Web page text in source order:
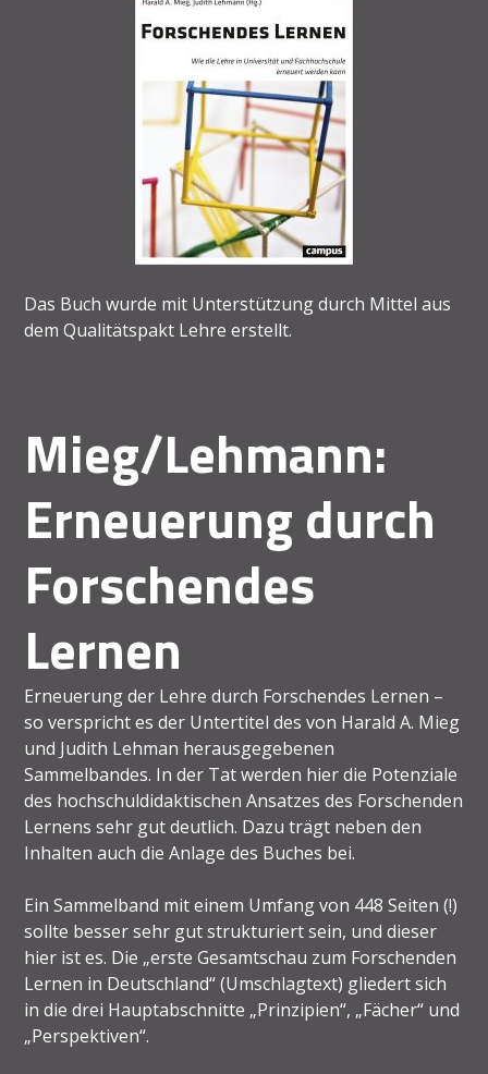
Das Buch wurde mit Unterstützung durch Mittel aus
dem Qualitätspakt Lehre erstellt.
Mieg/Lehmann:
Erneuerung durch
Forschendes
Lernen
Erneuerung der Lehre durch Forschendes Lernen –
so verspricht es der Untertitel des von Harald A. Mieg
und Judith Lehman herausgegebenen
Sammelbandes. In der Tat werden hier die Potenziale
des hochschuldidaktischen Ansatzes des Forschenden
Lernens sehr gut deutlich. Dazu trägt neben den
Inhalten auch die Anlage des Buches bei.
Ein Sammelband mit einem Umfang von 448 Seiten (!)
sollte besser sehr gut strukturiert sein, und dieser
hier ist es. Die „erste Gesamtschau zum Forschenden
Lernen in Deutschland“ (Umschlagtext) gliedert sich
in die drei Hauptabschnitte „Prinzipien“, „Fächer“ und
„Perspektiven“.